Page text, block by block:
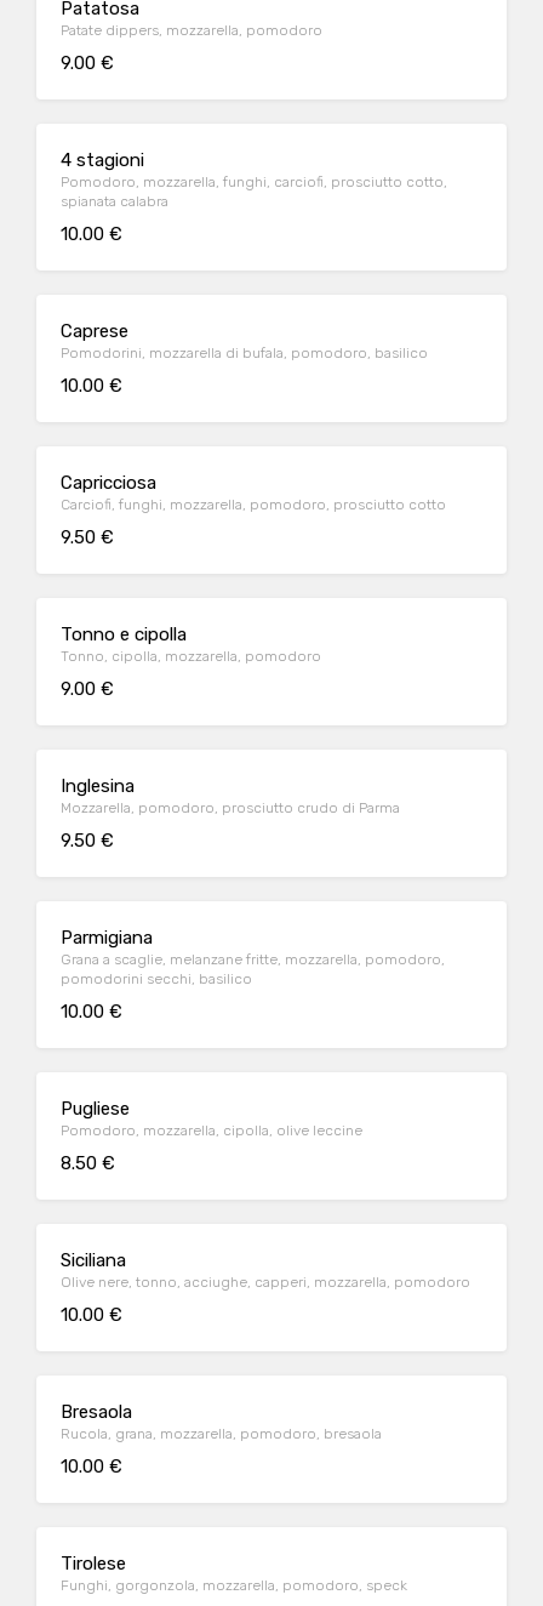
Patatosa
Patate dippers, mozzarella, pomodoro
9.00 €
4 stagioni
Pomodoro, mozzarella, funghi, carciofi, prosciutto cotto,
spianata calabra
10.00 €
Caprese
Pomodorini, mozzarella di bufala, pomodoro, basilico
10.00 €
Capricciosa
Carciofi, funghi, mozzarella, pomodoro, prosciutto cotto
9.50 €
Tonno e cipolla
Tonno, cipolla, mozzarella, pomodoro
9.00 €
Inglesina
Mozzarella, pomodoro, prosciutto crudo di Parma
9.50 €
Parmigiana
Grana a scaglie, melanzane fritte, mozzarella, pomodoro,
pomodorini secchi, basilico
10.00 €
Pugliese
Pomodoro, mozzarella, cipolla, olive leccine
8.50 €
Siciliana
Olive nere, tonno, acciughe, capperi, mozzarella, pomodoro
10.00 €
Bresaola
Rucola, grana, mozzarella, pomodoro, bresaola
10.00 €
Tirolese
Funghi, gorgonzola, mozzarella, pomodoro, speck